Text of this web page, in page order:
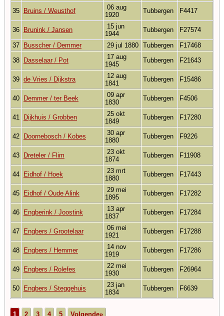
35 Bruins / Weusthof
06 aug
1920
Tubbergen F4417
36 Brunink / Jansen
15 jun
1944
Tubbergen F27574
37 Busscher / Demmer 29 jul 1880 Tubbergen
F17468
38
Dasselaar / Pot
17 aug
1945
Tubbergen F21643
39 de Vries / Dijkstra
12 aug
1841
Tubbergen F15486
40 Demmer / ter Beek
09 apr
1830
Tubbergen F4506
41 Dijkhuis / Grobben
25 okt
1849
Tubbergen F17280
42 Doornebosch / Kobes
30 apr
1880
Tubbergen F9226
43 Dreteler / Flim
23 okt
1874
Tubbergen F11908
44 Eidhof / Hoek
23 mrt
1880
Tubbergen F17443
45 Eidhof / Oude Alink
29 mei
1895
Tubbergen F17282
46 Engberink / Joostink
13 apr
1837
Tubbergen F17284
47 Engbers / Grootelaar
06 mei
1921
Tubbergen F17288
48 Engbers / Hemmer
14 nov
1919
Tubbergen F17286
49 Engbers / Rolefes
22 mei
1930
Tubbergen F26964
50 Engbers / Steggehuis
23 jan
1834
Tubbergen F6639
1 2 3 4 5 Volgende»